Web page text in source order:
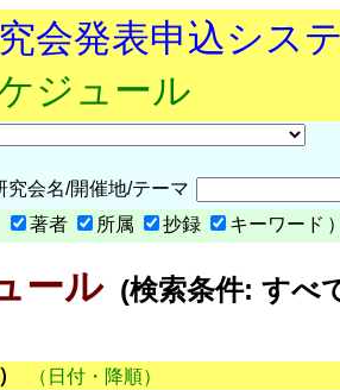
会発表申込シス
ジュール
究会名/開催地/テーマ
著者 所属 抄録 キーワード
ール(検索条件: すべ
（日付・降順）